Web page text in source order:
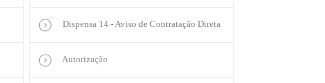
Dispensa 14 - Aviso de Contratação Direta
Autorização